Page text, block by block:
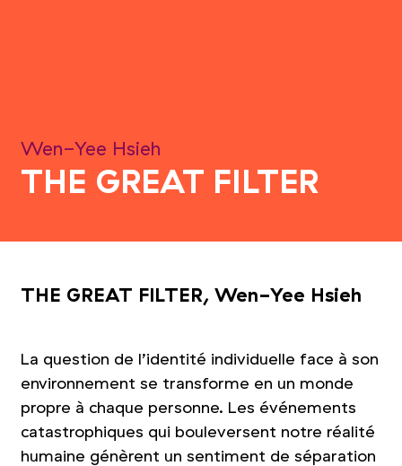
Wen-Yee Hsieh
THE GREAT FILTER
THE GREAT FILTER, Wen-Yee Hsieh
La question de l’identité individuelle face à son
environnement se transforme en un monde
propre à chaque personne. Les événements
catastrophiques qui bouleversent notre réalité
humaine génèrent un sentiment de séparation